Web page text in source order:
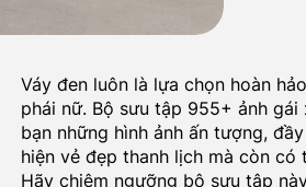
Váy đen luôn là lựa chọn hoàn
phái nữ. Bộ sưu tập 955+ ảnh
bạn những hình ảnh ấn tượng,
hiện vẻ đẹp thanh lịch mà còn
Hãy chiêm ngưỡng bộ sưu tập